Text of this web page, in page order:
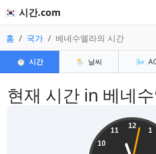
🇰🇷 시간.com
홈 국가 베네수엘라의 시간
⏱️ 시간 🌦️ 날씨 🌬️
현재 시간 in 베네
12
1
10
11